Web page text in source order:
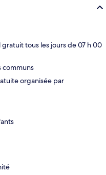
tous les jours de 07 h 00
communs
organisée par